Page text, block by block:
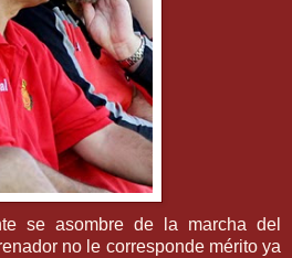
se asombre de la marcha del
no le corresponde mérito ya